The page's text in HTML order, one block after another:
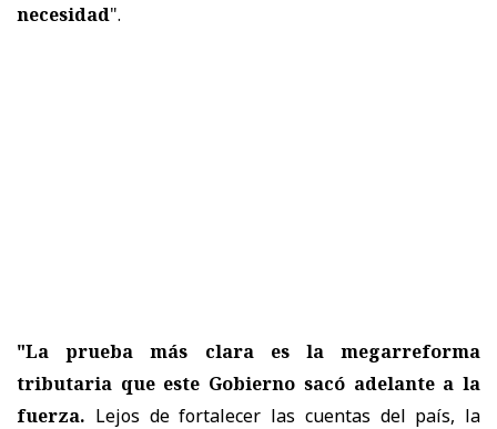
necesidad".
"La prueba más clara es la megarreforma
tributaria que este Gobierno sacó adelante a la
fuerza. Lejos de fortalecer las cuentas del país, la